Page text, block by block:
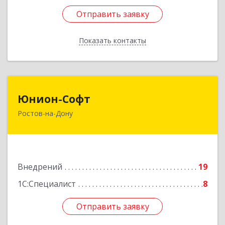
Отправить заявку
Показать контакты
Отправить заявку
Назад
Юнион-Софт
Ростов-на-Дону
Внедрений
19
1С:Специалист
8
Отправить заявку
344002, Ростовская обл, Ростов-на-Дону г,
Отправить заявку